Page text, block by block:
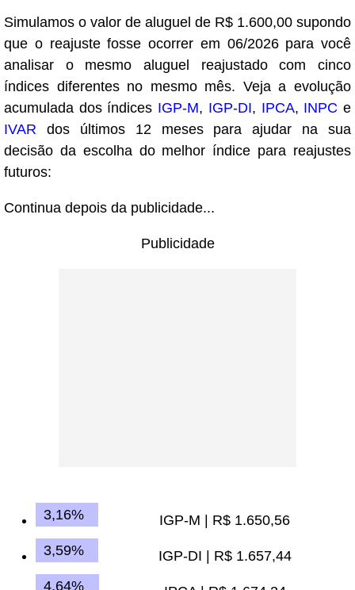
Simulamos o valor de aluguel de R$ 1.600,00 supondo
que o reajuste fosse ocorrer em 06/2026 para você
analisar o mesmo aluguel reajustado com cinco
índices diferentes no mesmo mês. Veja a evolução
acumulada dos índices IGP-M, IGP-DI, IPCA, INPC e
IVAR dos últimos 12 meses para ajudar na sua
decisão da escolha do melhor índice para reajustes
futuros:
Continua depois da publicidade...
Publicidade
3,16%
IGP-M | R$ 1.650,56
3,59%
IGP-DI | R$ 1.657,44
4,64%